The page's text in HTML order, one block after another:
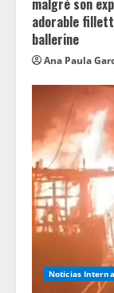
malgré son
adorable
ballerine
Ana Paula
Noticias